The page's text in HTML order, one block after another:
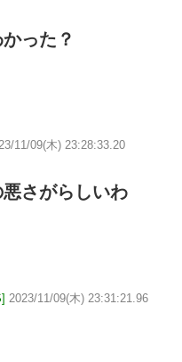
った？
11/09(木) 23:28:33.20
さがらしいわ
2023/11/09(木) 23:31:21.96